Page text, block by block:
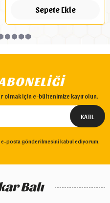
Sepete Ekle
için e-bültenimize kayıt olun.
e-posta gönderilmesini kabul ediyorum.